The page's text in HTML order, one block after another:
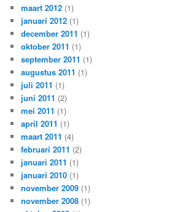
maart 2012 (1)
januari 2012 (1)
december 2011 (1)
oktober 2011 (1)
september 2011 (1)
augustus 2011 (1)
juli 2011 (1)
juni 2011 (2)
mei 2011 (1)
april 2011 (1)
maart 2011 (4)
februari 2011 (2)
januari 2011 (1)
januari 2010 (1)
november 2009 (1)
november 2008 (1)